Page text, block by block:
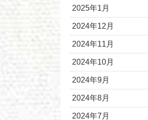
2025年1月
2024年12月
2024年11月
2024年10月
2024年9月
2024年8月
2024年7月